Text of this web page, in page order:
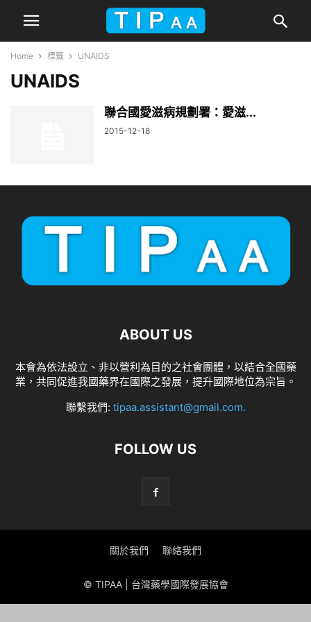
Home 標籤 UNAIDS
UNAIDS
聯合國愛滋病規劃署：愛滋...
2015-12-18
ABOUT US
本會為依法設立、非以營利為目的之社會團體，以結合全國藥
業，共同促進我國藥界在國際之發展，提升國際地位為宗旨。
聯繫我們: tipaa.assistant@gmail.com.
FOLLOW US
關於我們 聯絡我們
© TIPAA | 台灣藥學國際發展協會